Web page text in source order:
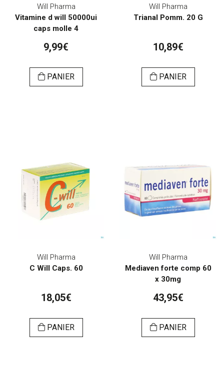
Will Pharma
Vitamine d will 50000ui
caps molle 4
9,99€
PANIER
Will Pharma
Trianal Pomm. 20 G
10,89€
PANIER
Will Pharma
C Will Caps. 60
18,05€
PANIER
Will Pharma
Mediaven forte comp 60
x 30mg
43,95€
PANIER